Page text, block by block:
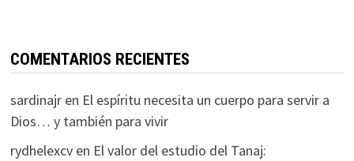
COMENTARIOS RECIENTES
sardinajren El espíritu necesita un cuerpo para servir a
Dios… y también para vivir
rydhelexcven El valor del estudio del Tanaj: